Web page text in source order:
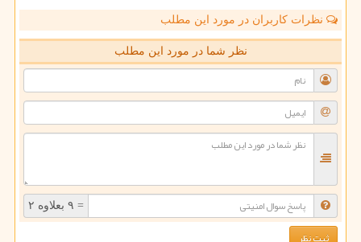
نظرات کاربران در مورد این مطلب
نظر شما در مورد این مطلب
= ۹ بعلاوه ۲